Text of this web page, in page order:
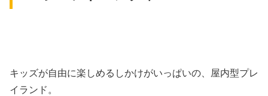
キッズが自由に楽しめるしかけがいっぱいの、屋内型プレ
イランド。